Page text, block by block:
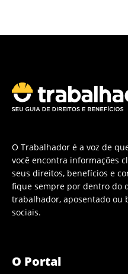
O Trabalhador é a voz de
você encontra informações
seus direitos, benefícios e
fique sempre por dentro do
trabalhador, aposentado ou
sociais.
O Portal